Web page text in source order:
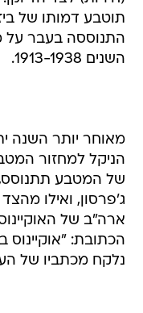
תוטבע דמותו של
התנוססה בעבר על
השנים 1913-1938.
מאוחר יותר השנה
הניקל למחזור
של המטבע תתנוסס,
ג'פרסון, ואילו
ארה"ב של
הכתובת: "אוקיינוס
נלקח מכתביו של